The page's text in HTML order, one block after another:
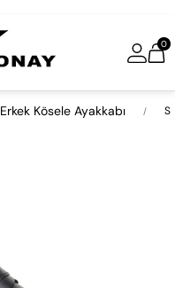
0
Erkek Kösele Ayakkabı